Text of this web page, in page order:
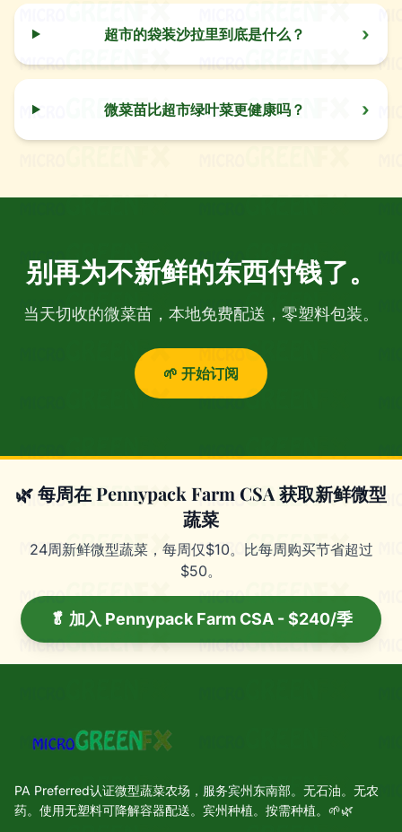
超市的袋装沙拉里到底是什么？ ›
微菜苗比超市绿叶菜更健康吗？ ›
别再为不新鲜的东西付钱了。
当天切收的微菜苗，本地免费配送，零塑料包装。
🌱 开始订阅
🌿 每周在 Pennypack Farm CSA 获取新鲜微型
蔬菜
24周新鲜微型蔬菜，每周仅$10。比每周购买节省超过
$50。
🥬 加入 Pennypack Farm CSA - $240/季
PA Preferred认证微型蔬菜农场，服务宾州东南部。无石油。无农
药。使用无塑料可降解容器配送。宾州种植。按需种植。🌱🌿